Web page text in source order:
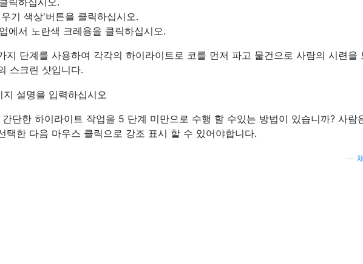
기 색상'버튼을 클릭하십시오.
에서 노란색 크레용을 클릭하십시오.
지 단계를 사용하여 각각의 하이라이트로 코를 먼저 파고 물건으로 사람의 시련을
스크린 샷입니다.
단한 하이라이트 작업을 5 단계 미만으로 수행 할 수있는 방법이 있습니까? 사람
택한 다음 마우스 클릭으로 강조 표시 할 수 있어야합니다.